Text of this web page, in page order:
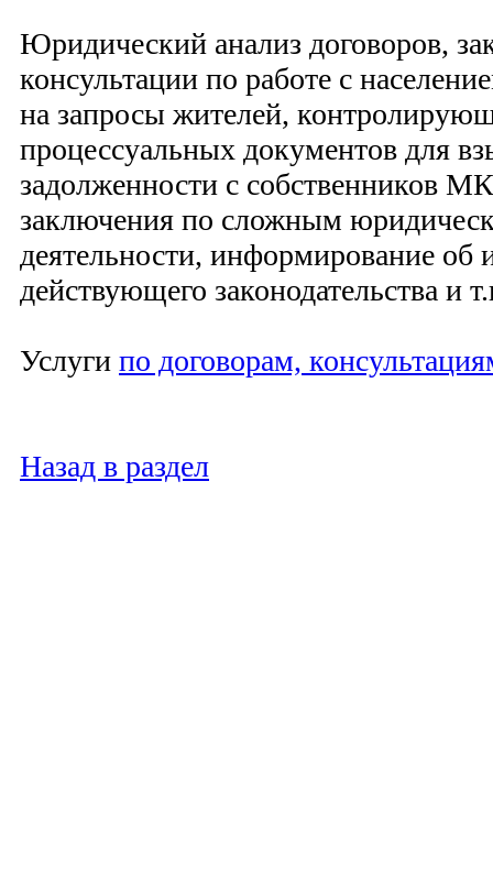
Юридический анализ договоров,
консультации по работе с
на запросы жителей,
процессуальных документов для
задолженности с собственников
заключения по сложным
деятельности, информирование об
действующего законодательства и
Услуги по договорам,
Назад в раздел